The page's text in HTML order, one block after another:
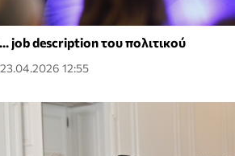
job description του πολιτικού
23.04.2026 12:55